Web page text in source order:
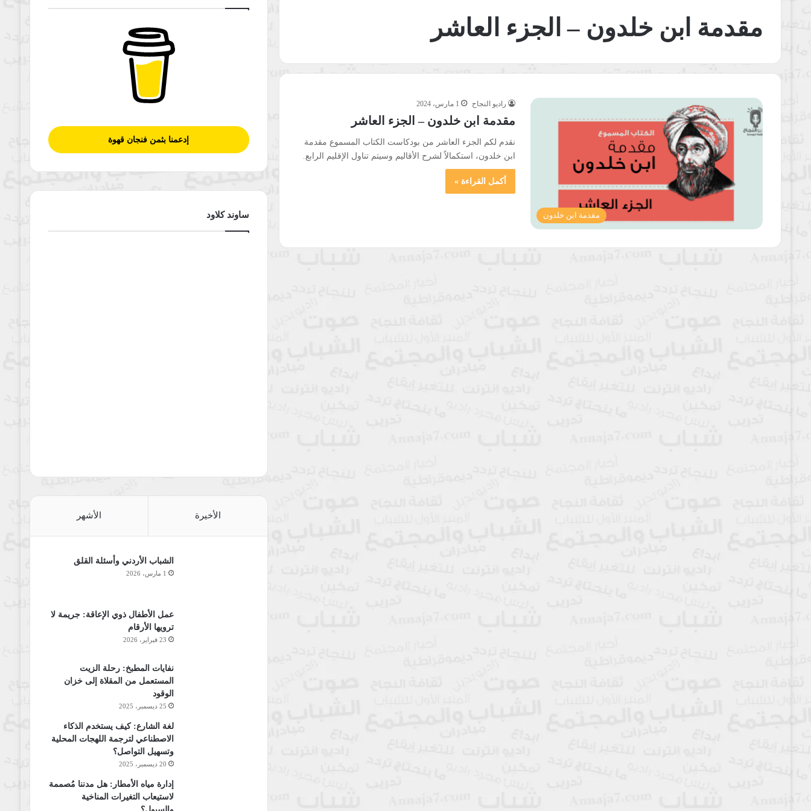
مقدمة ابن خلدون – الجزء العاشر
مقدمة ابن خلدون
راديو النجاح 1 مارس، 2024
مقدمة ابن خلدون – الجزء العاشر
نقدم لكم الجزء العاشر من بودكاست الكتاب المسموع مقدمة
ابن خلدون، استكمالاً لشرح الأقاليم وسيتم تناول الإقليم الرابع.
أكمل القراءة »
إدعمنا بثمن فنجان قهوة
ساوند كلاود
الأخيرة الأشهر
الشباب الأردني وأسئلة القلق
1 مارس، 2026
عمل الأطفال ذوي الإعاقة: جريمة لا
ترويها الأرقام
23 فبراير، 2026
نفايات المطبخ: رحلة الزيت
المستعمل من المقلاة إلى خزان
الوقود
25 ديسمبر، 2025
لغة الشارع: كيف يستخدم الذكاء
الاصطناعي لترجمة اللهجات المحلية
وتسهيل التواصل؟
20 ديسمبر، 2025
إدارة مياه الأمطار: هل مدننا مُصممة
لاستيعاب التغيرات المناخية